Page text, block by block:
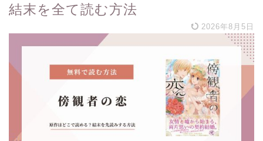
結末を全て読む方法
2026年8月5日